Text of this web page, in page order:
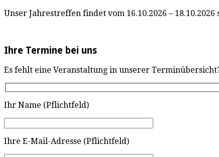
Unser Jahrestreffen findet vom 16.10.2026 –
Ihre Termine bei uns
Es fehlt eine Veranstaltung in unserer
Ihr Name (Pflichtfeld)
Ihre E-Mail-Adresse (Pflichtfeld)